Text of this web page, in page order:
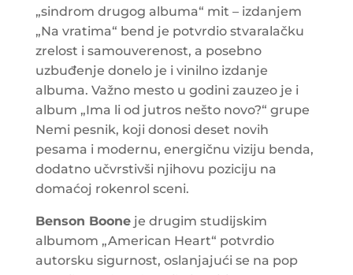
„sindrom drugog albuma“ mit – izdanjem
„Na vratima“ bend je potvrdio stvaralačku
zrelost i samouverenost, a posebno
uzbuđenje donelo je i vinilno izdanje
albuma. Važno mesto u godini zauzeo je i
album „Ima li od jutros nešto novo?“ grupe
Nemi pesnik, koji donosi deset novih
pesama i modernu, energičnu viziju benda,
dodatno učvrstivši njihovu poziciju na
domaćoj rokenrol sceni.
Benson Booneje drugim studijskim
albumom „American Heart“ potvrdio
autorsku sigurnost, oslanjajući se na pop